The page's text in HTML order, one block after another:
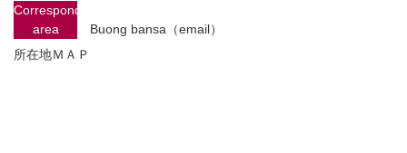
Corresponding
area
Buong bansa（email）
所在地ＭＡＰ